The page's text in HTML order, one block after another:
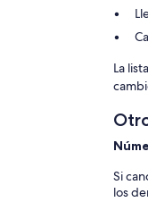
La
Si
los